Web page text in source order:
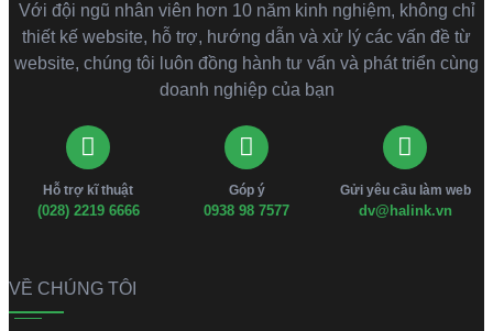
Với đội ngũ nhân viên hơn 10 năm kinh nghiệm, không chỉ
thiết kế website, hỗ trợ, hướng dẫn và xử lý các vấn đề từ
website, chúng tôi luôn đồng hành tư vấn và phát triển cùng
doanh nghiệp của bạn
Hỗ trợ kĩ thuật
(028) 2219 6666
Góp ý
0938 98 7577
Gửi yêu cầu làm web
dv@halink.vn
VỀ CHÚNG TÔI